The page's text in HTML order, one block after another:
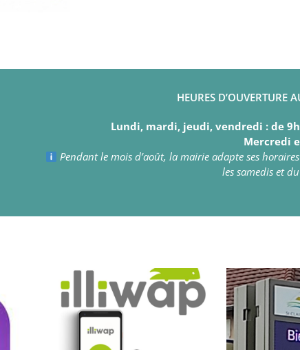
HEURES D’OUVERTURE
Lundi, mardi, jeudi, vendredi : de
Mercredi
Pendant le mois d’août, la mairie adapte ses
les samedis et